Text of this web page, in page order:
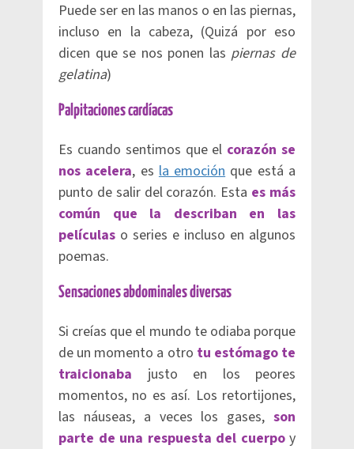
Puede ser en las manos o en las piernas,
incluso en la cabeza, (Quizá por eso
dicen que se nos ponen las piernas de
gelatina)
Palpitaciones cardíacas
Es cuando sentimos que el corazón se
nos acelera, esla emociónque está a
punto de salir del corazón. Esta es más
común que la describan en las
películas o series e incluso en algunos
poemas.
Sensaciones abdominales diversas
Si creías que el mundo te odiaba porque
de un momento a otro tu estómago te
traicionaba justo en los peores
momentos, no es así. Los retortijones,
las náuseas, a veces los gases, son
parte de una respuesta del cuerpoy